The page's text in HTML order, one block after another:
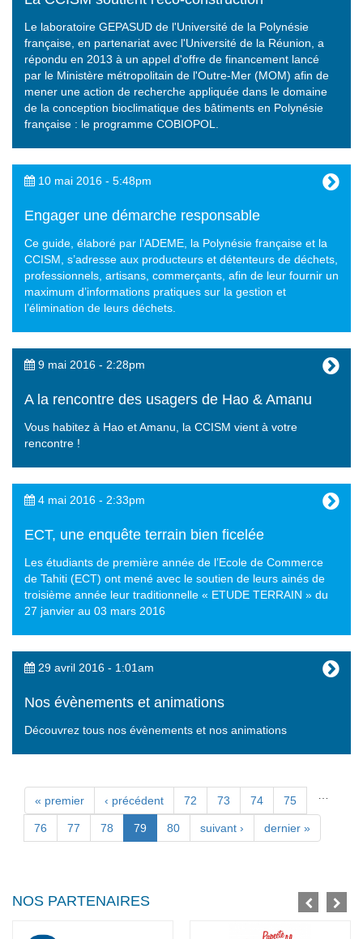
Le laboratoire GEPASUD de l'Université de la Polynésie
française, en partenariat avec l'Université de la Réunion, a
répondu en 2013 à un appel d'offre de financement lancé
par le Ministère métropolitain de l'Outre-Mer (MOM) afin de
mener une action de recherche appliquée dans le domaine
de la conception bioclimatique des bâtiments en Polynésie
française : le programme COBIOPOL.
10 mai 2016 - 5:48pm
Engager une démarche responsable
Ce guide, élaboré par l’ADEME, la Polynésie française et la
CCISM, s’adresse aux producteurs et détenteurs de déchets,
professionnels, artisans, commerçants, afin de leur fournir un
maximum d’informations pratiques sur la gestion et
l’élimination de leurs déchets.
9 mai 2016 - 2:28pm
A la rencontre des usagers de Hao & Amanu
Vous habitez à Hao et Amanu, la CCISM vient à votre
rencontre !
4 mai 2016 - 2:33pm
ECT, une enquête terrain bien ficelée
Les étudiants de première année de l’Ecole de Commerce
de Tahiti (ECT) ont mené avec le soutien de leurs ainés de
troisième année leur traditionnelle « ETUDE TERRAIN » du
27 janvier au 03 mars 2016
29 avril 2016 - 1:01am
Nos évènements et animations
Découvrez tous nos évènements et nos animations
Pages
« premier ‹ précédent 72 73 74 75
76 77 78 79 80 suivant › dernier »
NOS PARTENAIRES